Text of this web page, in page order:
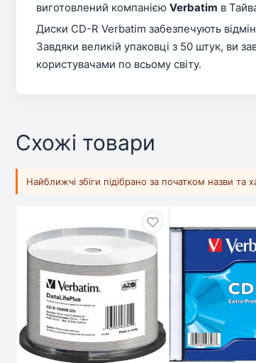
виготовлений компанією Verbatim в
Диски CD-R Verbatim забезпечують
Завдяки великій упаковці з 50 штук, ви
користувачами по всьому світу.
Схожі товари
Найближчі збіги підібрано за початком назви та